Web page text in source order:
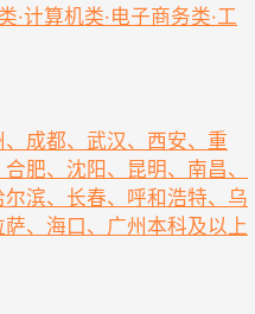
·计算机类·电子商务类·工
成都、武汉、西安、重
肥、沈阳、昆明、南昌、
滨、长春、呼和浩特、乌
、海口、广州 本科及以上